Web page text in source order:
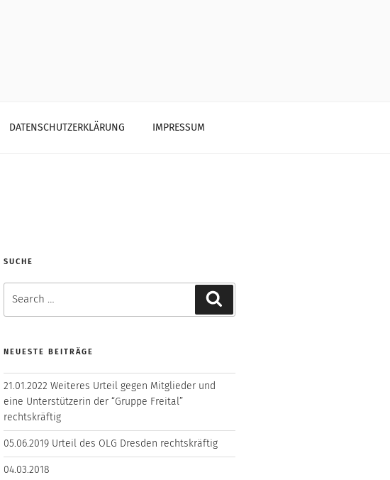
DATENSCHUTZERKLÄRUNG IMPRESSUM
SUCHE
for:
NEUESTE BEITRÄGE
21.01.2022 Weiteres Urteil gegen Mitglieder und
eine Unterstützerin der “Gruppe Freital”
rechtskräftig
05.06.2019 Urteil des OLG Dresden rechtskräftig
04.03.2018